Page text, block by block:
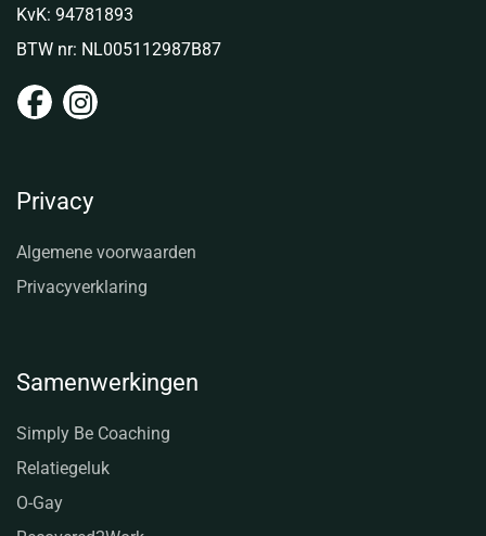
KvK: 94781893
BTW nr: NL005112987B87
Privacy
Algemene voorwaarden
Privacyverklaring
Samenwerkingen
Simply Be Coaching
Relatiegeluk
O-Gay